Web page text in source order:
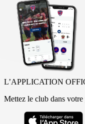
L’APPLICATION
Mettez le club dans